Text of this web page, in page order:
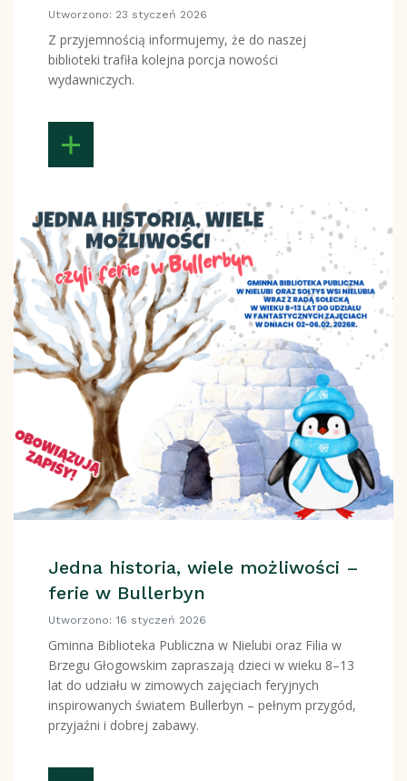
Utworzono: 23 styczeń 2026
Z przyjemnością informujemy, że do naszej
biblioteki trafiła kolejna porcja nowości
wydawniczych.
Jedna historia, wiele możliwości –
ferie w Bullerbyn
Utworzono: 16 styczeń 2026
Gminna Biblioteka Publiczna w Nielubi oraz Filia w
Brzegu Głogowskim zapraszają dzieci w wieku 8–13
lat do udziału w zimowych zajęciach feryjnych
inspirowanych światem Bullerbyn – pełnym przygód,
przyjaźni i dobrej zabawy.